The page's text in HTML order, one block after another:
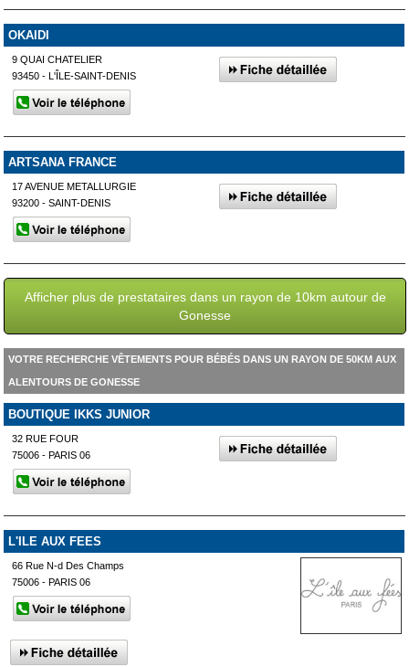
OKAIDI
9 QUAI CHATELIER
93450 - L'ÎLE-SAINT-DENIS
ARTSANA FRANCE
17 AVENUE METALLURGIE
93200 - SAINT-DENIS
Afficher plus de prestataires dans un rayon de 10km autour de
Gonesse
VOTRE RECHERCHE VÊTEMENTS POUR BÉBÉS DANS UN RAYON DE 50KM AUX
ALENTOURS DE GONESSE
BOUTIQUE IKKS JUNIOR
32 RUE FOUR
75006 - PARIS 06
L'ILE AUX FEES
66 Rue N-d Des Champs
75006 - PARIS 06